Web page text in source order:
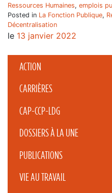
ACTION
CARRIÈRES
CAP-CCP-LDG
DOSSIERS À LA UNE
PUBLICATIONS
VIE AU TRAVAIL
Ressources Humaines, emplois
Posted in La Fonction Publique,
Décentralisation
le 13 janvier 2022